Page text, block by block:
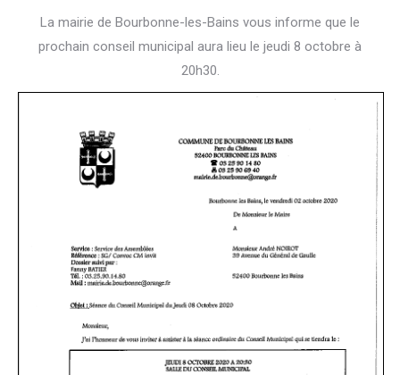
La mairie de Bourbonne-les-Bains vous informe que le
prochain conseil municipal aura lieu le jeudi 8 octobre à
20h30.